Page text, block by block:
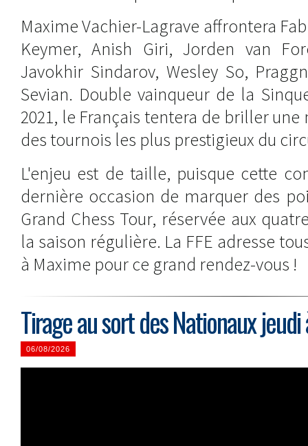
Maxime Vachier-Lagrave affrontera
Keymer, Anish Giri, Jorden van
Javokhir Sindarov, Wesley So,
Sevian. Double vainqueur de la
2021, le Français tentera de briller
des tournois les plus prestigieux du
L'enjeu est de taille, puisque cette
dernière occasion de marquer des
Grand Chess Tour, réservée aux
la saison régulière. La FFE adresse
à Maxime pour ce grand rendez-vous !
Tirage au sort des Nationaux
06/08/2026